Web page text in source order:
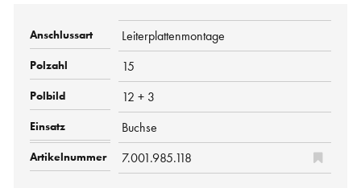
Leiterplattenmontage
15
12 + 3
Buchse
7.001.985.118